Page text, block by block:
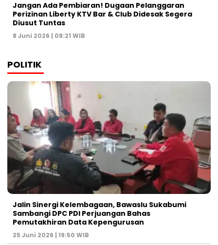
Jangan Ada Pembiaran! Dugaan Pelanggaran
Perizinan Liberty KTV Bar & Club Didesak Segera
Diusut Tuntas
8 Juni 2026 | 08:21 WIB
POLITIK
Jalin Sinergi Kelembagaan, Bawaslu Sukabumi
Sambangi DPC PDI Perjuangan Bahas
Pemutakhiran Data Kepengurusan
25 Juni 2026 | 19:50 WIB